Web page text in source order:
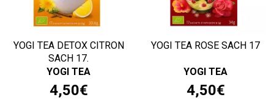
YOGI TEA DETOX CITRON
SACH 17.
YOGI TEA
4,50€
YOGI TEA ROSE SACH 17
YOGI TEA
4,50€